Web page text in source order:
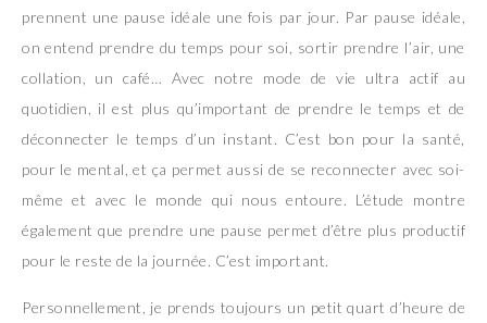
prennent une pause idéale une fois par jour. Par pause idéale,
on entend prendre du temps pour soi, sortir prendre l’air, une
collation, un café… Avec notre mode de vie ultra actif au
quotidien, il est plus qu’important de prendre le temps et de
déconnecter le temps d’un instant. C’est bon pour la santé,
pour le mental, et ça permet aussi de se reconnecter avec soi-
même et avec le monde qui nous entoure. L’étude montre
également que prendre une pause permet d’être plus productif
pour le reste de la journée. C’est important.
Personnellement, je prends toujours un petit quart d’heure de